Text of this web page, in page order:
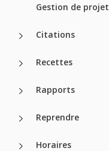
Gestion de projet
Citations
Recettes
Rapports
Reprendre
Horaires